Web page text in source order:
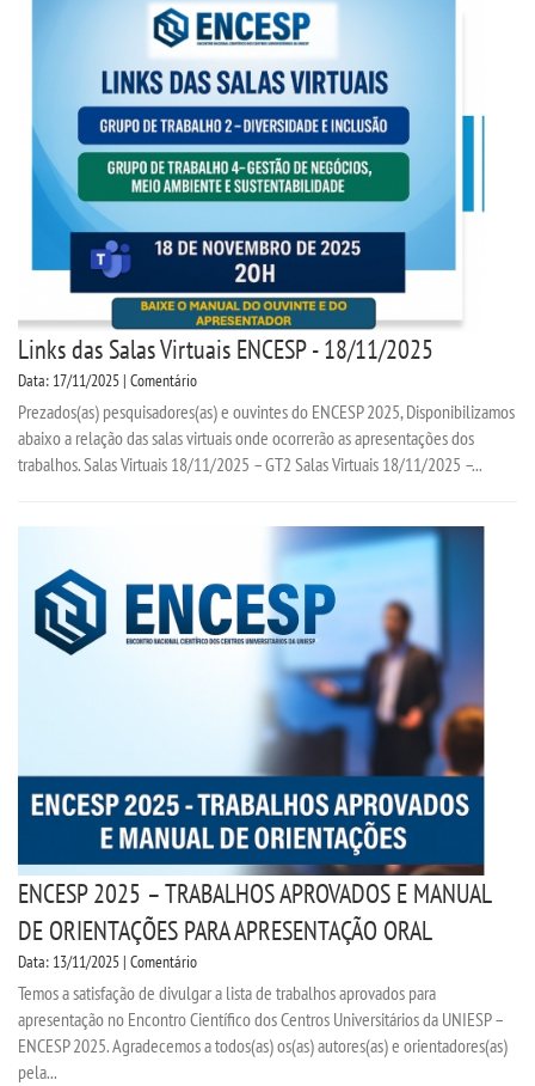
Links das Salas Virtuais ENCESP - 18/11/2025
Data: 17/11/2025 | Comentário
Prezados(as) pesquisadores(as) e ouvintes do ENCESP 2025, Disponibilizamos
abaixo a relação das salas virtuais onde ocorrerão as apresentações dos
trabalhos. Salas Virtuais 18/11/2025 – GT2 Salas Virtuais 18/11/2025 –...
ENCESP 2025 – TRABALHOS APROVADOS E MANUAL
DE ORIENTAÇÕES PARA APRESENTAÇÃO ORAL
Data: 13/11/2025 | Comentário
Temos a satisfação de divulgar a lista de trabalhos aprovados para
apresentação no Encontro Científico dos Centros Universitários da UNIESP –
ENCESP 2025. Agradecemos a todos(as) os(as) autores(as) e orientadores(as)
pela...